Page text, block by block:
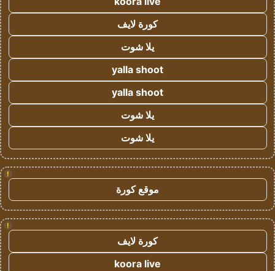
كورة لايف
يلا شوت
yalla shoot
yalla shoot
يلا شوت
يلا شوت
!
موقع كورة
!
كورة لايف
koora live